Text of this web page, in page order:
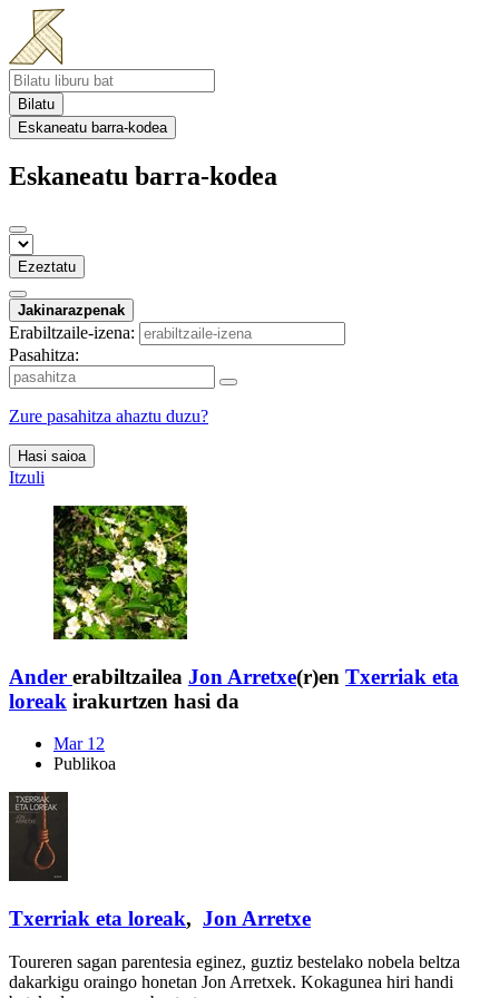
Bilatu
Eskaneatu barra-kodea
Eskaneatu barra-kodea
Ezeztatu
Jakinarazpenak
Erabiltzaile-izena:
Pasahitza:
Zure pasahitza ahaztu duzu?
Hasi saioa
Itzuli
Ander erabiltzailea Jon Arretxe(r)en Txerriak eta
loreak irakurtzen hasi da
Mar 12
Publikoa
Txerriak eta loreak, Jon Arretxe
Toureren sagan parentesia eginez, guztiz bestelako nobela beltza
dakarkigu oraingo honetan Jon Arretxek. Kokagunea hiri handi